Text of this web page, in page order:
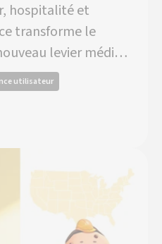
hospitalité et
transforme le
levier média
utilisateur